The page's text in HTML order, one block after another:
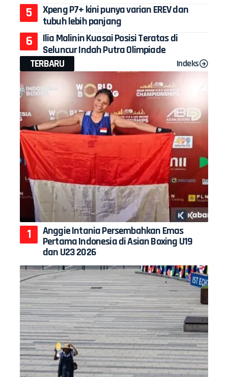
Xpeng P7+ kini punya varian EREV dan
tubuh lebih panjang
Ilia Malinin Kuasai Posisi Teratas di
Seluncur Indah Putra Olimpiade
TERBARU
Indeks
Anggie Intania Persembahkan Emas
Pertama Indonesia di Asian Boxing U19
dan U23 2026